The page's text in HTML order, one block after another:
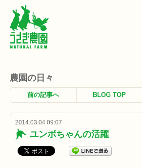
農園の日々
前の記事へ BLOG TOP
2014.03.04 09:07
ユンボちゃんの活躍